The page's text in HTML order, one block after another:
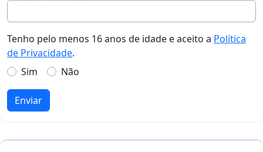
Tenho pelo menos 16 anos de idade e aceito a Política
de Privacidade.
Sim
Não
Enviar